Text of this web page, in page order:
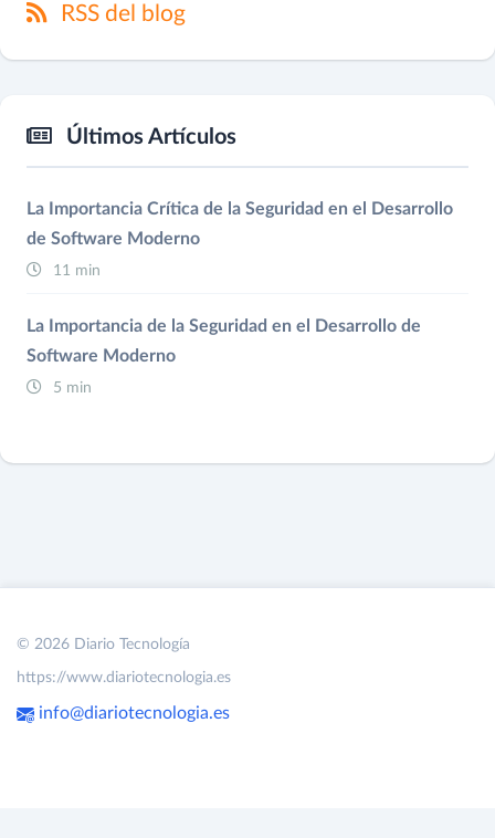
RSS del blog
Últimos Artículos
La Importancia Crítica de la Seguridad en el Desarrollo
de Software Moderno
11 min
La Importancia de la Seguridad en el Desarrollo de
Software Moderno
5 min
© 2026 Diario Tecnología
https://www.diariotecnologia.es
info@diariotecnologia.es